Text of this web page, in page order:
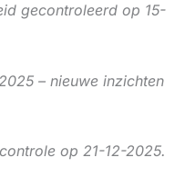
gecontroleerd op 15-
– nieuwe inzichten
op 21-12-2025.